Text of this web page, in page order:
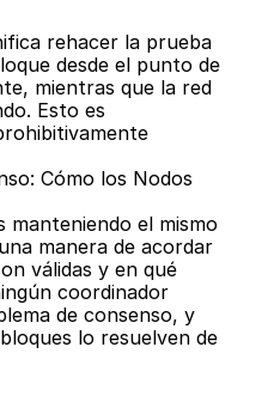
rehacer la prueba
desde el punto de
mientras que la red
Esto es
Cómo los Nodos
manteniendo el mismo
manera de acordar
válidas y en qué
coordinador
de consenso, y
lo resuelven de